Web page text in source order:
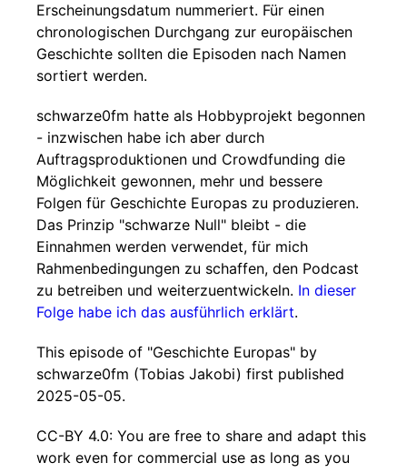
Erscheinungsdatum nummeriert. Für einen
chronologischen Durchgang zur europäischen
Geschichte sollten die Episoden nach Namen
sortiert werden.
schwarze0fm hatte als Hobbyprojekt begonnen
- inzwischen habe ich aber durch
Auftragsproduktionen und Crowdfunding die
Möglichkeit gewonnen, mehr und bessere
Folgen für Geschichte Europas zu produzieren.
Das Prinzip "schwarze Null" bleibt - die
Einnahmen werden verwendet, für mich
Rahmenbedingungen zu schaffen, den Podcast
zu betreiben und weiterzuentwickeln. In dieser
Folge habe ich das ausführlich erklärt.
This episode of "Geschichte Europas" by
schwarze0fm (Tobias Jakobi) first published
2025-05-05.
CC-BY 4.0: You are free to share and adapt this
work even for commercial use as long as you